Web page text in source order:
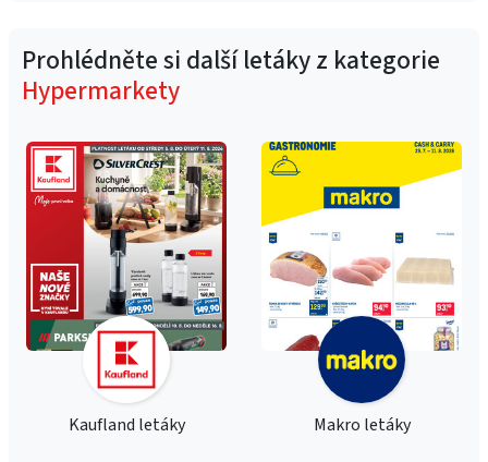
Prohlédněte si další letáky z kategorie
Hypermarkety
Kaufland letáky Makro letáky